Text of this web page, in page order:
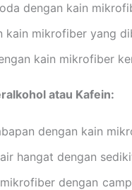
dengan kain
kain mikrofiber yang
kain mikrofiber
atau Kafein:
dengan kain
hangat dengan
dengan